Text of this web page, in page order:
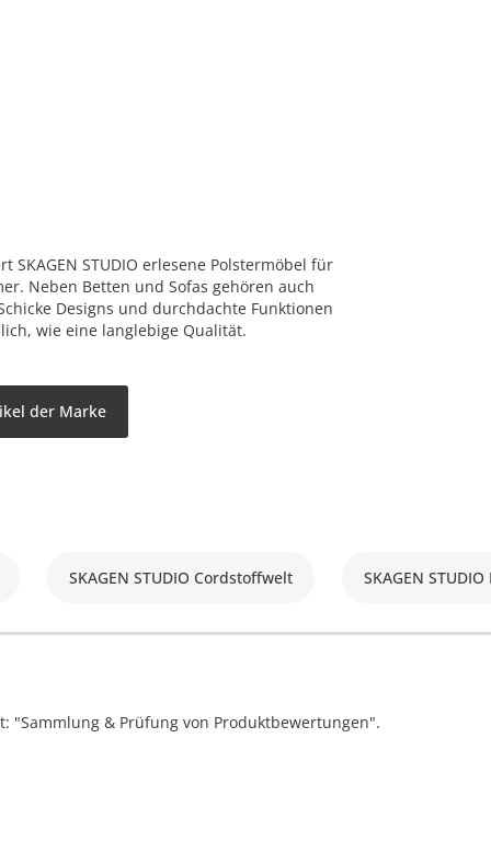
STUDIO erlesene Polstermöbel für
Neben Betten und Sofas gehören auch
Designs und durchdachte Funktionen
wie eine langlebige Qualität.
der Marke
SKAGEN STUDIO Cordstoffwelt SKAGEN
& Prüfung von Produktbewertungen".